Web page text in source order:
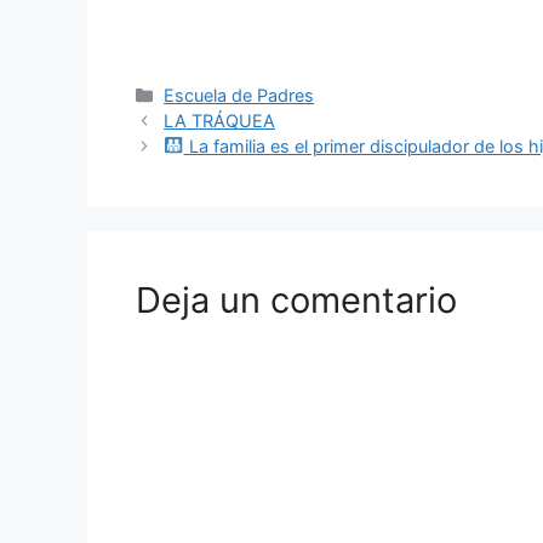
Escuela de Padres
LA TRÁQUEA
La familia es el primer discipulador de los
Deja un comentario